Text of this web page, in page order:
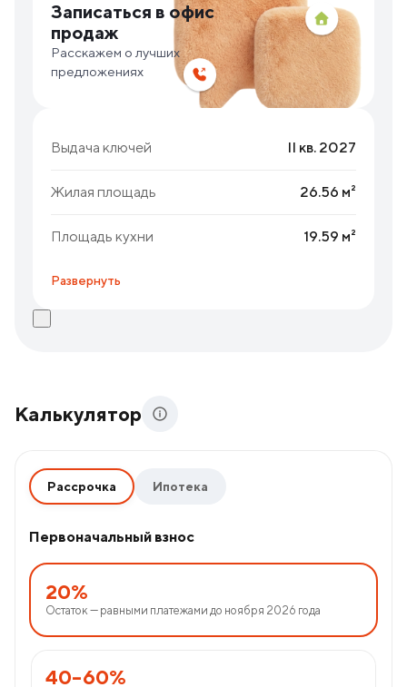
Записаться в офис
продаж
Расскажем о лучших
предложениях
Выдача ключей II кв. 2027
Жилая площадь 26.56 м²
Площадь кухни 19.59 м²
Развернуть
Калькулятор
Рассрочка Ипотека
Первоначальный взнос
20%
Остаток — равными платежами до ноября 2026 года
40–60%